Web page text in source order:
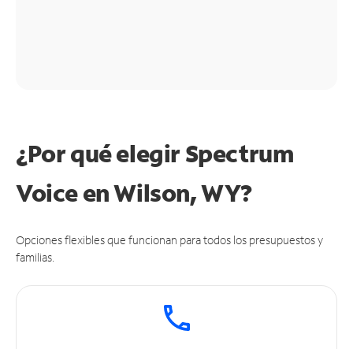
¿Por qué elegir Spectrum
Voice en Wilson, WY?
Opciones flexibles que funcionan para todos los presupuestos y
familias.